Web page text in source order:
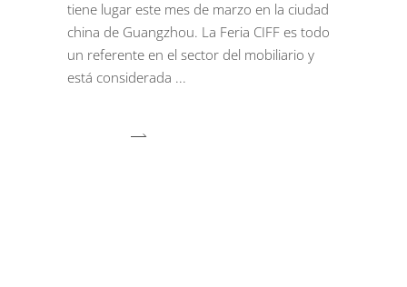
tiene lugar este mes de marzo en la ciudad
china de Guangzhou. La Feria CIFF es todo
un referente en el sector del mobiliario y
está considerada